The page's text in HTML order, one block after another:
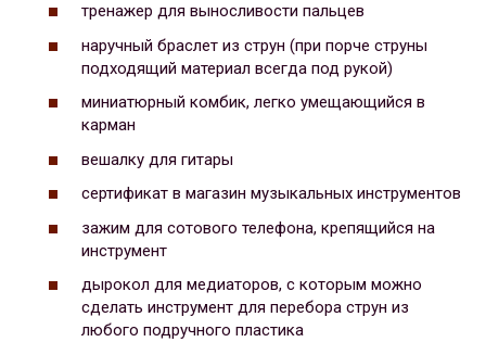
тренажер для выносливости пальцев
наручный браслет из струн (при порче струны
подходящий материал всегда под рукой)
миниатюрный комбик, легко умещающийся в
карман
вешалку для гитары
сертификат в магазин музыкальных инструментов
зажим для сотового телефона, крепящийся на
инструмент
дырокол для медиаторов, с которым можно
сделать инструмент для перебора струн из
любого подручного пластика